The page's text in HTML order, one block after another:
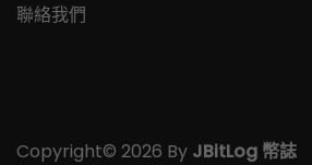
聯絡我們
Copyright© 2026 By JBitLog 幣誌